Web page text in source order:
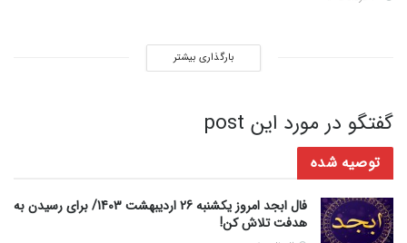
بارگذاری بیشتر
گفتگو در مورد این post
توصیه شده
فال ابجد امروز یکشنبه 26 اردیبهشت 1403/ برای رسیدن به
هدفت تلاش کن!